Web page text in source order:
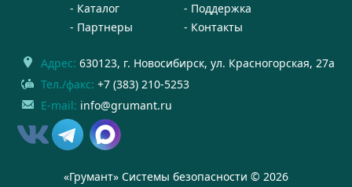
Каталог
Поддержка
Партнеры
Контакты
Адрес: 630123, г. Новосибирск, ул. Красногорская, 27а
Тел./факс: +7 (383) 210-5253
E-mail: info@grumant.ru
«Грумант» Системы безопасности © 2026